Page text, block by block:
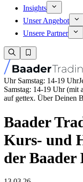
Insights
Unser Angebot
Unsere Partner
Uhr Samstag: 14-19 Uhr
Samstag: 14-19 Uhr (mit
auf gettex. Über Deinen
Baader
Kurs- und
der Baader